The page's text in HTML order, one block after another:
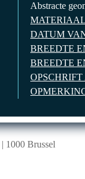
Abstracte
DATUM
BREEDTE
BREEDTE
1000 Brussel